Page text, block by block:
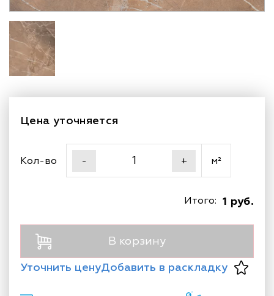
Цена уточняется
Кол-во - + м²
1 руб.
Итого:
В корзину
Уточнить ценуДобавить в раскладку